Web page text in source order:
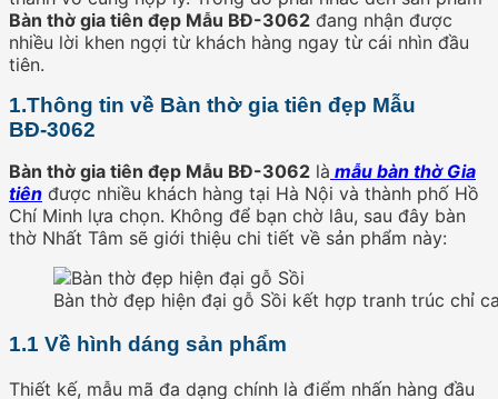
Bàn thờ gia tiên đẹp Mẫu BĐ-3062 đang nhận được
nhiều lời khen ngợi từ khách hàng ngay từ cái nhìn đầu
tiên.
1.Thông tin về Bàn thờ gia tiên đẹp Mẫu
BĐ-3062
Bàn thờ gia tiên đẹp Mẫu BĐ-3062 là mẫu bàn thờ Gia
tiên được nhiều khách hàng tại Hà Nội và thành phố Hồ
Chí Minh lựa chọn. Không để bạn chờ lâu, sau đây bàn
thờ Nhất Tâm sẽ giới thiệu chi tiết về sản phẩm này:
Bàn thờ đẹp hiện đại gỗ Sồi kết hợp tranh trúc chỉ
1.1 Về hình dáng sản phẩm
Thiết kế, mẫu mã đa dạng chính là điểm nhấn hàng đầu